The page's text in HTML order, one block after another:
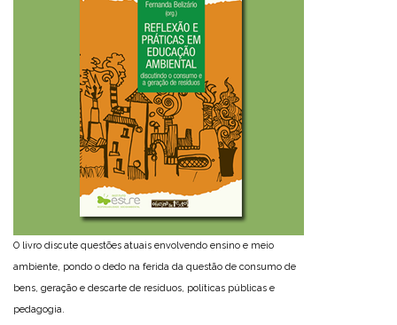
O livro discute questões atuais envolvendo ensino e meio
ambiente, pondo o dedo na ferida da questão de consumo de
bens, geração e descarte de resíduos, políticas públicas e
pedagogia.